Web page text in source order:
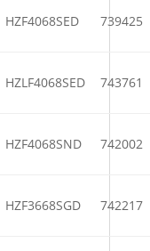
HZF4068SED 739425
HZLF4068SED 743761
HZF4068SND 742002
HZF3668SGD 742217